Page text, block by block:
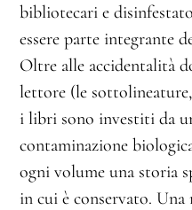
bibliotecari e
essere parte integrante
Oltre alle accidentalità
lettore (le sottolineature,
i libri sono investiti da
contaminazione
ogni volume una storia
in cui è conservato.